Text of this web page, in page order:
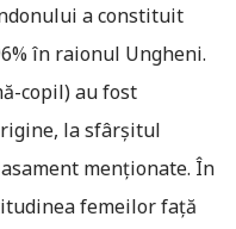
a constituit
în raionul Ungheni.
copil) au fost
la sfârşitul
menţionate. În
femeilor faţă